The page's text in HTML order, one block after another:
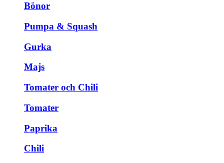
Bönor
Pumpa & Squash
Gurka
Majs
Tomater och Chili
Tomater
Paprika
Chili